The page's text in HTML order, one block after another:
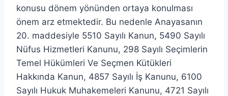
konusu dönem yönünden ortaya konulması
önem arz etmektedir. Bu nedenle Anayasanın
20. maddesiyle 5510 Sayılı Kanun, 5490 Sayılı
Nüfus Hizmetleri Kanunu, 298 Sayılı Seçimlerin
Temel Hükümleri Ve Seçmen Kütükleri
Hakkında Kanun, 4857 Sayılı İş Kanunu, 6100
Sayılı Hukuk Muhakemeleri Kanunu, 4721 Sayılı